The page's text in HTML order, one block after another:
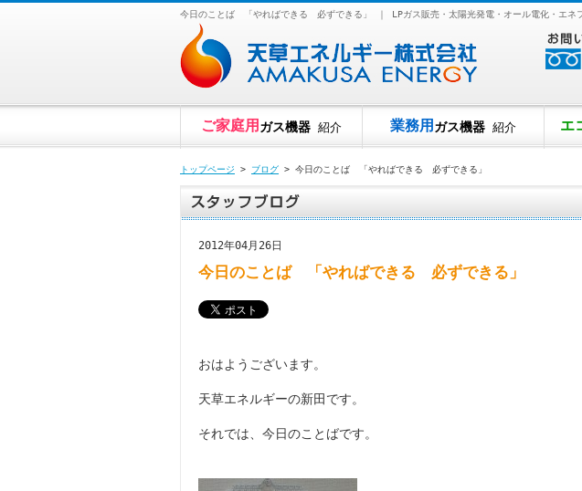
今日のことば 「やればできる 必ずできる」 ｜ LPガス販売・太陽光発電・オール電化・エネ
ご家庭用 ガス機器 紹介 業務用 ガス機器 紹介 エ
トップページ > ブログ > 今日のことば 「やればできる 必ずできる」
2012年04月26日
今日のことば 「やればできる 必ずできる」
おはようございます。
天草エネルギーの新田です。
それでは、今日のことばです。